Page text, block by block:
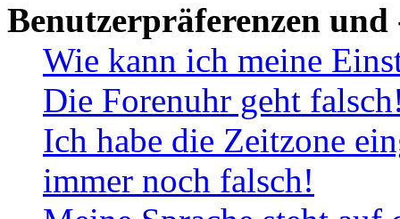
Benutzerpräferenzen und
Wie kann ich meine
Die Forenuhr geht
Ich habe die Zeitzone
immer noch falsch!